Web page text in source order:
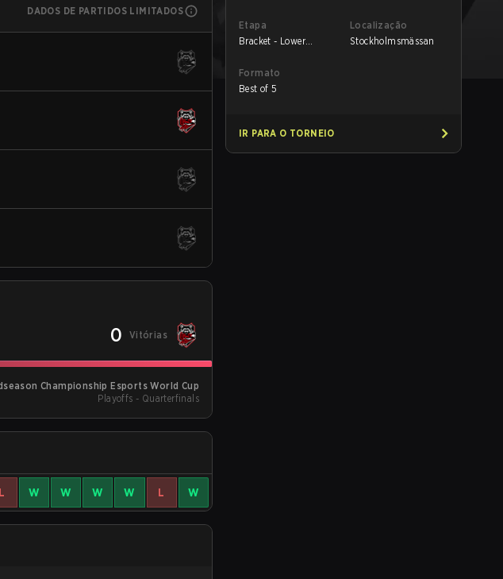
DADOS DE PARTIDOS LIMITADOS
0 Vitórias
Championship Esports World Cup
Playoffs - Quarterfinals
L W W W W L W
Etapa
Bracket - Lower
Localização
Stockholmsmässan
Formato
Best of 5
IR PARA O TORNEIO